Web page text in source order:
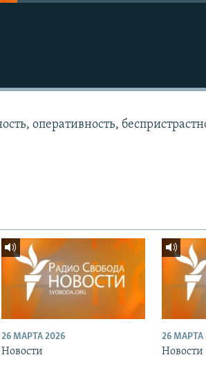
оперативность,
26 МАРТА 2026
Новости
26 МАРТА
Новости